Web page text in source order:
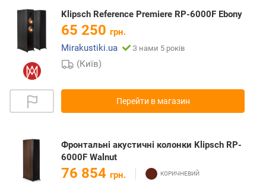
Klipsch Reference Premiere RP-6000F Ebony
65 250 грн.
Mirakustiki.ua
З нами 5 років
(Київ)
Перейти в магазин
Фронтальні акустичні колонки Klipsch RP-
6000F Walnut
76 854 грн.